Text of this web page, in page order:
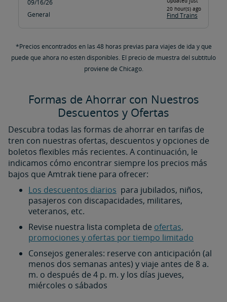
09/16/26
General
20 hour(s) ago
Find Trains
*Precios encontrados en las 48 horas previas para viajes de ida y que
puede que ahora no estén disponibles. ​​​​​​​El precio de muestra del subtítulo
proviene de Chicago.
Formas de Ahorrar con Nuestros
Descuentos y Ofertas
Descubra todas las formas de ahorrar en tarifas de
tren con nuestras ofertas, descuentos y opciones de
boletos flexibles más recientes. A continuación, le
indicamos cómo encontrar siempre los precios más
bajos que Amtrak tiene para ofrecer:
Los descuentos diarios para jubilados, niños,
pasajeros con discapacidades, militares,
veteranos, etc.
Revise nuestra lista completa de ofertas,
promociones y ofertas por tiempo limitado
Consejos generales: reserve con anticipación (al
menos dos semanas antes) y viaje antes de 8 a.
m. o después de 4 p. m. y los días jueves,
miércoles o sábados